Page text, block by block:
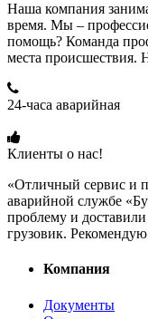
Наша компания
время. Мы –
помощь? Команда
места происшествия.
24-часа аварийная
Клиенты о нас!
«Отличный сервис и
аварийной службе
проблему и
грузовик.
Компания
Документы